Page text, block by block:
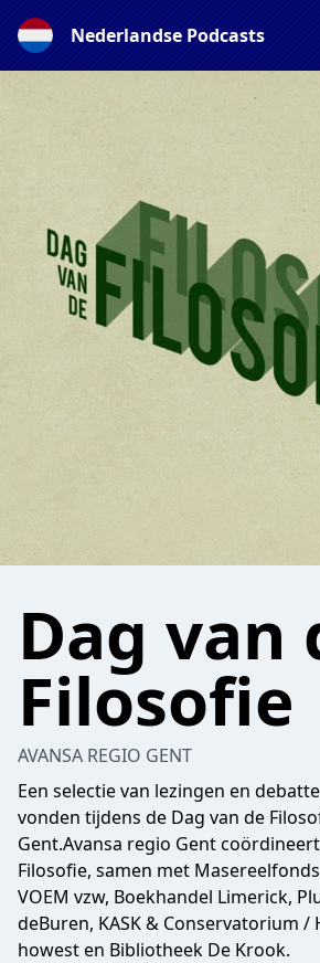
Nederlandse Podcasts
Dag van
Filosofie
AVANSA REGIO GENT
Een selectie van lezingen en
vonden tijdens de Dag van de
Gent.Avansa regio Gent
Filosofie, samen met
VOEM vzw, Boekhandel Limerick,
deBuren, KASK & Conservatorium /
howest en Bibliotheek De Krook.